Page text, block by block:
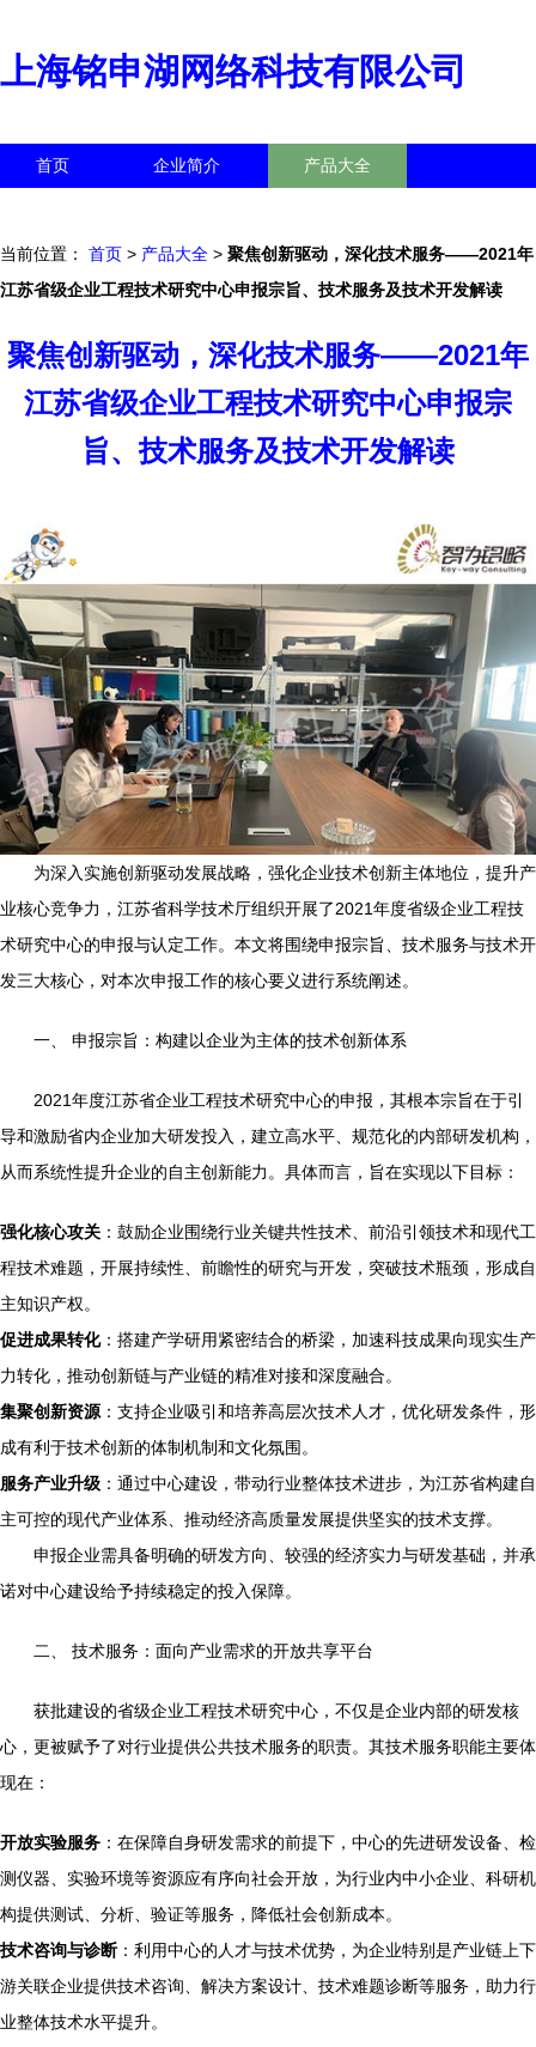
上海铭申湖网络科技有限公司
首页 企业简介 产品大全
当前位置： 首页 > 产品大全 > 聚焦创新驱动，深化技术服务——2021年
江苏省级企业工程技术研究中心申报宗旨、技术服务及技术开发解读
聚焦创新驱动，深化技术服务——2021年
江苏省级企业工程技术研究中心申报宗
旨、技术服务及技术开发解读
为深入实施创新驱动发展战略，强化企业技术创新主体地位，提升产
业核心竞争力，江苏省科学技术厅组织开展了2021年度省级企业工程技
术研究中心的申报与认定工作。本文将围绕申报宗旨、技术服务与技术开
发三大核心，对本次申报工作的核心要义进行系统阐述。
一、 申报宗旨：构建以企业为主体的技术创新体系
2021年度江苏省企业工程技术研究中心的申报，其根本宗旨在于引
导和激励省内企业加大研发投入，建立高水平、规范化的内部研发机构，
从而系统性提升企业的自主创新能力。具体而言，旨在实现以下目标：
强化核心攻关 ：鼓励企业围绕行业关键共性技术、前沿引领技术和现代工
程技术难题，开展持续性、前瞻性的研究与开发，突破技术瓶颈，形成自
主知识产权。
促进成果转化：搭建产学研用紧密结合的桥梁，加速科技成果向现实生产
力转化，推动创新链与产业链的精准对接和深度融合。
集聚创新资源：支持企业吸引和培养高层次技术人才，优化研发条件，形
成有利于技术创新的体制机制和文化氛围。
服务产业升级 ：通过中心建设，带动行业整体技术进步，为江苏省构建自
主可控的现代产业体系、推动经济高质量发展提供坚实的技术支撑。
申报企业需具备明确的研发方向、较强的经济实力与研发基础，并承
诺对中心建设给予持续稳定的投入保障。
二、 技术服务：面向产业需求的开放共享平台
获批建设的省级企业工程技术研究中心，不仅是企业内部的研发核
心，更被赋予了对行业提供公共技术服务的职责。其技术服务职能主要体
现在：
开放实验服务 ：在保障自身研发需求的前提下，中心的先进研发设备、检
测仪器、实验环境等资源应有序向社会开放，为行业内中小企业、科研机
构提供测试、分析、验证等服务，降低社会创新成本。
技术咨询与诊断 ：利用中心的人才与技术优势，为企业特别是产业链上下
游关联企业提供技术咨询、解决方案设计、技术难题诊断等服务，助力行
业整体技术水平提升。